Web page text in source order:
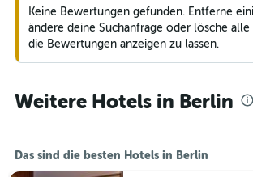
Keine Bewertungen gefunden. Entferne
ändere deine Suchanfrage oder lösche alle
die Bewertungen anzeigen zu lassen.
Weitere Hotels in Berlin
Das sind die besten Hotels in Berlin